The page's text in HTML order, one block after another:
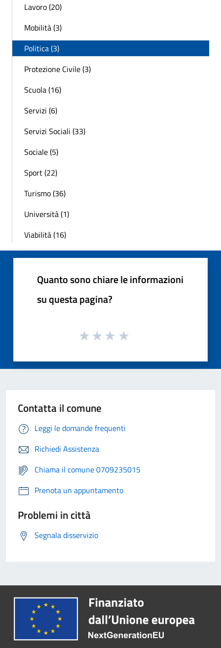
Lavoro (20)
Mobilità (3)
Politica (3)
Protezione Civile (3)
Scuola (16)
Servizi (6)
Servizi Sociali (33)
Sociale (5)
Sport (22)
Turismo (36)
Università (1)
Viabilità (16)
Quanto sono chiare le informazioni
su questa pagina?
Contatta il comune
Leggi le domande frequenti
Richiedi Assistenza
Chiama il comune 0709235015
Prenota un appuntamento
Problemi in città
Segnala disservizio